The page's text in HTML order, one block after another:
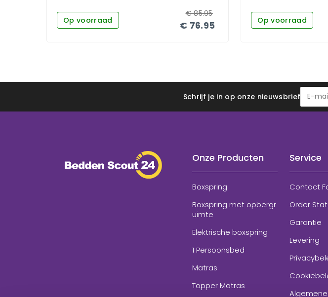
Op voorraad € 76.95
€85.95
Op voorraad
Schrijf je in op onze nieuwsbrief
Onze Producten
Boxspring
Boxspring met opbergr
uimte
Elektrische boxspring
1 Persoonsbed
Matras
Topper Matras
Service
Contact
Order
Garantie
Levering